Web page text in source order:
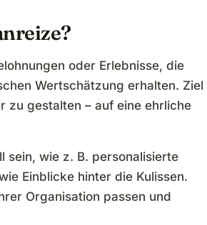
oder Erlebnisse, die
Wertschätzung erhalten. Ziel
zu gestalten – auf eine ehrliche
sein, wie z. B. personalisierte
Einblicke hinter die Kulissen.
Organisation passen und